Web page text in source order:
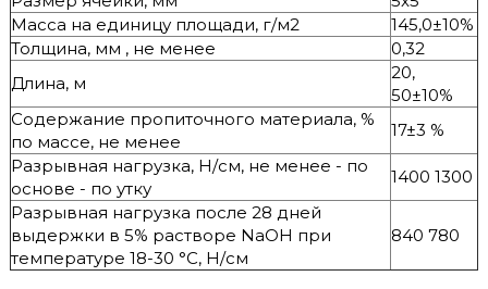
Масса на единицу площади, г/м2
145,0±10%
Толщина, мм , не менее
0,32
Длина, м
20,
50±10%
Содержание пропиточного материала, %
по массе, не менее
17±3 %
Разрывная нагрузка, Н/см, не менее - по
основе - по утку
1400 1300
Разрывная нагрузка после 28 дней
выдержки в 5% растворе NaOH при
температуре 18-30 °C, Н/см
840 780